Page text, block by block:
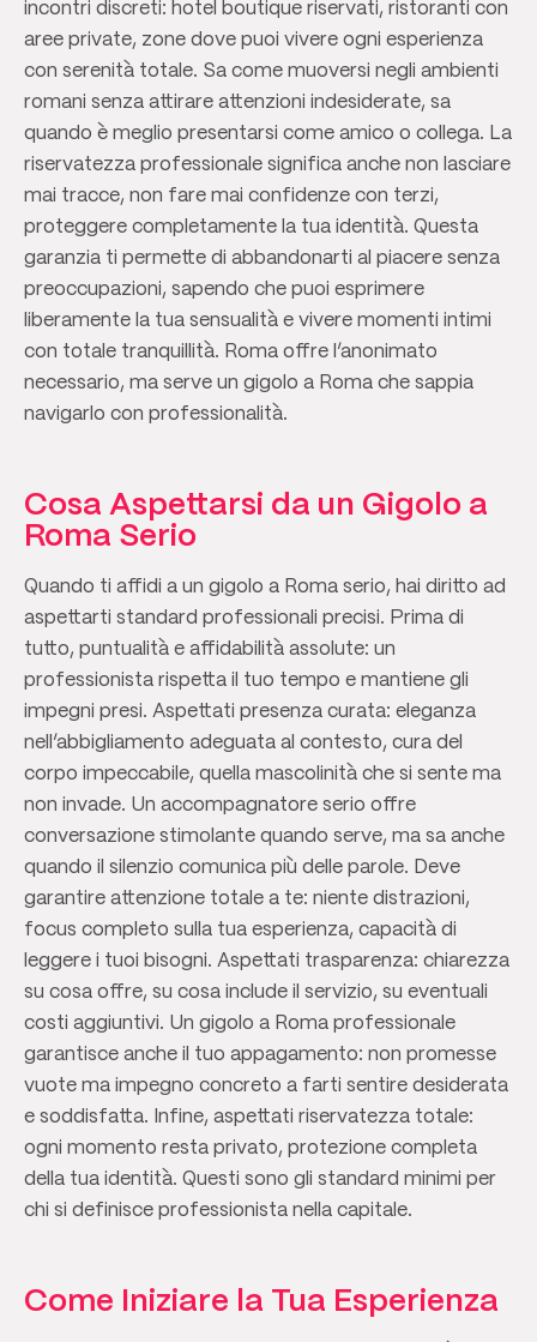
incontri discreti: hotel boutique riservati, ristoranti con
aree private, zone dove puoi vivere ogni esperienza
con serenità totale. Sa come muoversi negli ambienti
romani senza attirare attenzioni indesiderate, sa
quando è meglio presentarsi come amico o collega. La
riservatezza professionale significa anche non lasciare
mai tracce, non fare mai confidenze con terzi,
proteggere completamente la tua identità. Questa
garanzia ti permette di abbandonarti al piacere senza
preoccupazioni, sapendo che puoi esprimere
liberamente la tua sensualità e vivere momenti intimi
con totale tranquillità. Roma offre l’anonimato
necessario, ma serve un gigolo a Roma che sappia
navigarlo con professionalità.
Cosa Aspettarsi da un Gigolo a
Roma Serio
Quando ti affidi a un gigolo a Roma serio, hai diritto ad
aspettarti standard professionali precisi. Prima di
tutto, puntualità e affidabilità assolute: un
professionista rispetta il tuo tempo e mantiene gli
impegni presi. Aspettati presenza curata: eleganza
nell’abbigliamento adeguata al contesto, cura del
corpo impeccabile, quella mascolinità che si sente ma
non invade. Un accompagnatore serio offre
conversazione stimolante quando serve, ma sa anche
quando il silenzio comunica più delle parole. Deve
garantire attenzione totale a te: niente distrazioni,
focus completo sulla tua esperienza, capacità di
leggere i tuoi bisogni. Aspettati trasparenza: chiarezza
su cosa offre, su cosa include il servizio, su eventuali
costi aggiuntivi. Un gigolo a Roma professionale
garantisce anche il tuo appagamento: non promesse
vuote ma impegno concreto a farti sentire desiderata
e soddisfatta. Infine, aspettati riservatezza totale:
ogni momento resta privato, protezione completa
della tua identità. Questi sono gli standard minimi per
chi si definisce professionista nella capitale.
Come Iniziare la Tua Esperienza